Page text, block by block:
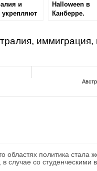
и
укрепляют
Halloween в
Канберре.
, иммиграция,
областях политика стала
в случае со